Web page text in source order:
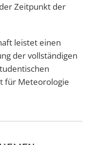
Zeitpunkt der
leistet einen
der vollständigen
für Meteorologie